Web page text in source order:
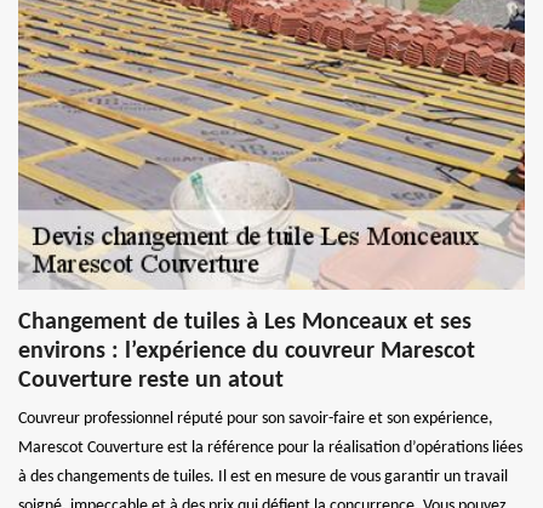
Changement de tuiles à Les Monceaux et ses
environs : l’expérience du couvreur Marescot
Couverture reste un atout
Couvreur professionnel réputé pour son savoir-faire et son expérience,
Marescot Couverture est la référence pour la réalisation d’opérations liées
à des changements de tuiles. Il est en mesure de vous garantir un travail